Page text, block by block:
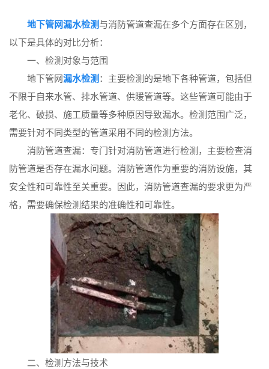
地下管网漏水检测与消防管道查漏在多个方面存在区别，
以下是具体的对比分析：
一、检测对象与范围
地下管网漏水检测：主要检测的是地下各种管道，包括但
不限于自来水管、排水管道、供暖管道等。这些管道可能由于
老化、破损、施工质量等多种原因导致漏水。检测范围广泛，
需要针对不同类型的管道采用不同的检测方法。
消防管道查漏：专门针对消防管道进行检测，主要检查消
防管道是否存在漏水问题。消防管道作为重要的消防设施，其
安全性和可靠性至关重要。因此，消防管道查漏的要求更为严
格，需要确保检测结果的准确性和可靠性。
二、检测方法与技术